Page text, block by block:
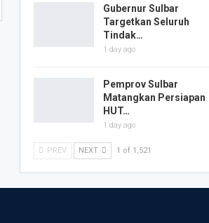
Gubernur Sulbar
Targetkan Seluruh
Tindak…
1 day ago
Pemprov Sulbar
Matangkan Persiapan
HUT…
1 day ago
PREV NEXT 1 of 1,521